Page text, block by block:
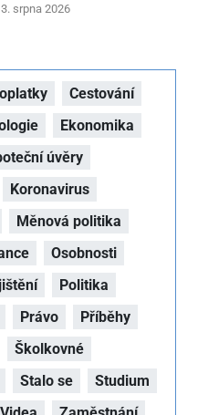
3. srpna 2026
Cestování
Ekonomika
úvěry
Koronavirus
Měnová politika
Osobnosti
Politika
Právo
Příběhy
Školkovné
Stalo se
Studium